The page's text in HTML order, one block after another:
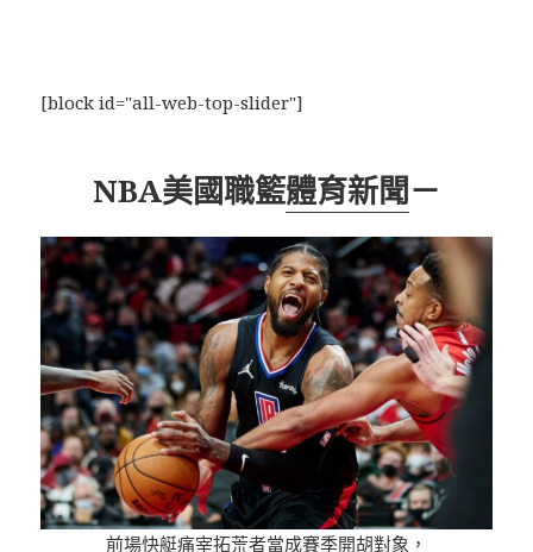
[block id="all-web-top-slider"]
NBA美國職籃體育新聞－
前場快艇痛宰拓荒者當成賽季開胡對象，